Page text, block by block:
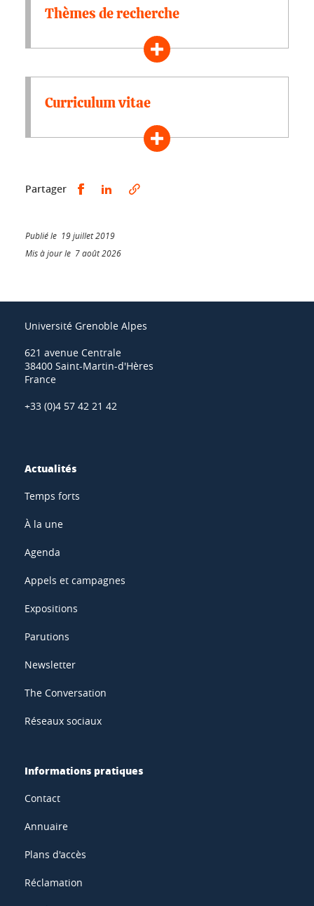
Thèmes de recherche
Curriculum vitae
Partager Partager sur Facebook
Partager sur LinkedIn
Publié le 19 juillet 2019
Mis à jour le 7 août 2026
Université Grenoble Alpes
621 avenue Centrale
38400 Saint-Martin-d'Hères
France
+33 (0)4 57 42 21 42
Actualités
Temps forts
À la une
Agenda
Appels et campagnes
Expositions
Parutions
Newsletter
The Conversation
Réseaux sociaux
Informations pratiques
Contact
Annuaire
Plans d'accès
Réclamation